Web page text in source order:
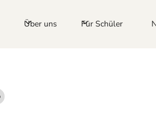
Über uns Für Schüler